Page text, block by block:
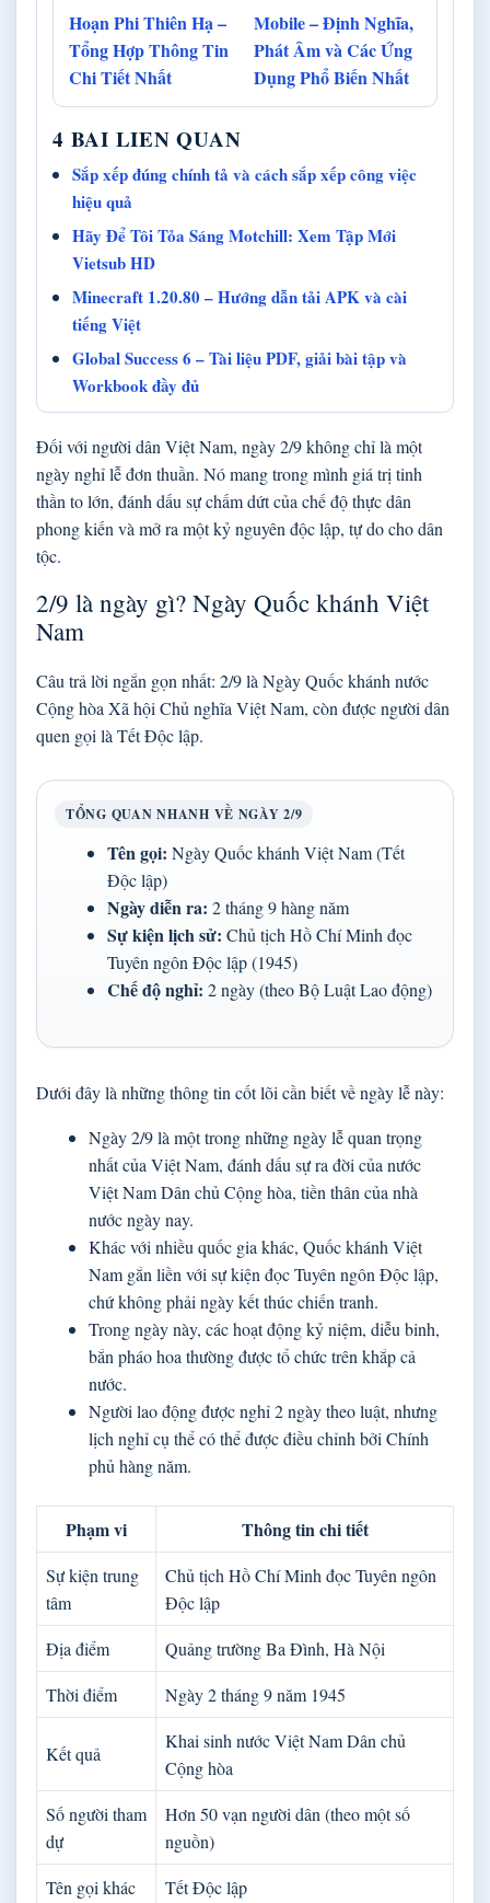
Hoạn Phi Thiên Hạ –
Tổng Hợp Thông Tin
Chi Tiết Nhất
Mobile – Định Nghĩa,
Phát Âm và Các Ứng
Dụng Phổ Biến Nhất
4 BAI LIEN QUAN
Sắp xếp đúng chính tả và cách sắp xếp công việc
hiệu quả
Hãy Để Tôi Tỏa Sáng Motchill: Xem Tập Mới
Vietsub HD
Minecraft 1.20.80 – Hướng dẫn tải APK và cài
tiếng Việt
Global Success 6 – Tài liệu PDF, giải bài tập và
Workbook đầy đủ
Đối với người dân Việt Nam, ngày 2/9 không chỉ là một
ngày nghỉ lễ đơn thuần. Nó mang trong mình giá trị tinh
thần to lớn, đánh dấu sự chấm dứt của chế độ thực dân
phong kiến và mở ra một kỷ nguyên độc lập, tự do cho dân
tộc.
2/9 là ngày gì? Ngày Quốc khánh Việt
Nam
Câu trả lời ngắn gọn nhất: 2/9 là Ngày Quốc khánh nước
Cộng hòa Xã hội Chủ nghĩa Việt Nam, còn được người dân
quen gọi là Tết Độc lập.
TỔNG QUAN NHANH VỀ NGÀY 2/9
Tên gọi: Ngày Quốc khánh Việt Nam (Tết
Độc lập)
Ngày diễn ra: 2 tháng 9 hàng năm
Sự kiện lịch sử: Chủ tịch Hồ Chí Minh đọc
Tuyên ngôn Độc lập (1945)
Chế độ nghỉ: 2 ngày (theo Bộ Luật Lao động)
Dưới đây là những thông tin cốt lõi cần biết về ngày lễ này:
Ngày 2/9 là một trong những ngày lễ quan trọng
nhất của Việt Nam, đánh dấu sự ra đời của nước
Việt Nam Dân chủ Cộng hòa, tiền thân của nhà
nước ngày nay.
Khác với nhiều quốc gia khác, Quốc khánh Việt
Nam gắn liền với sự kiện đọc Tuyên ngôn Độc lập,
chứ không phải ngày kết thúc chiến tranh.
Trong ngày này, các hoạt động kỷ niệm, diễu binh,
bắn pháo hoa thường được tổ chức trên khắp cả
nước.
Người lao động được nghỉ 2 ngày theo luật, nhưng
lịch nghỉ cụ thể có thể được điều chỉnh bởi Chính
phủ hàng năm.
Phạm vi Thông tin chi tiết
Sự kiện trung
tâm
Chủ tịch Hồ Chí Minh đọc Tuyên ngôn
Độc lập
Địa điểm
Quảng trường Ba Đình, Hà Nội
Thời điểm
Ngày 2 tháng 9 năm 1945
Kết quả
Khai sinh nước Việt Nam Dân chủ
Cộng hòa
Số người tham
dự
Hơn 50 vạn người dân (theo một số
nguồn)
Tên gọi khác
Tết Độc lập